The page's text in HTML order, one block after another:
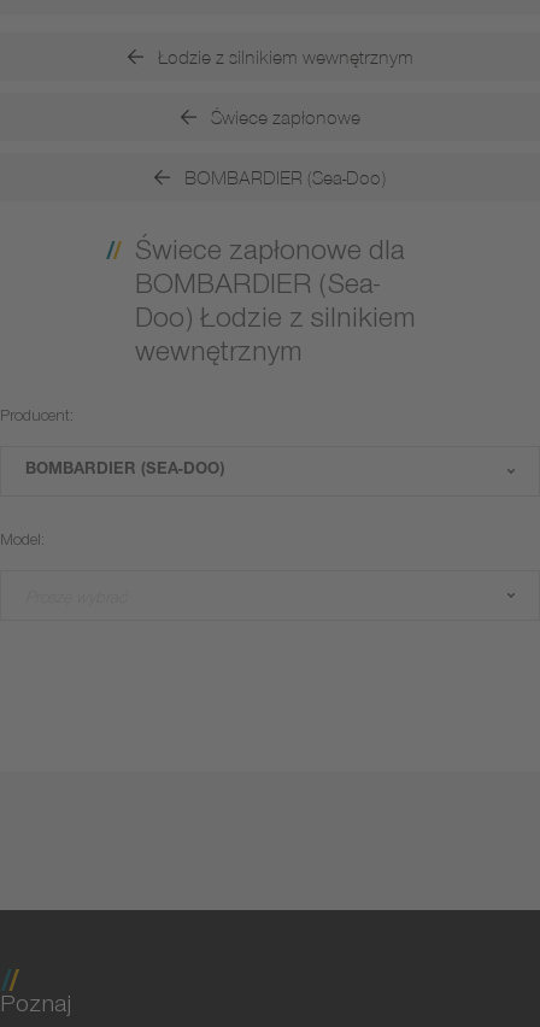
Łodzie z silnikiem wewnętrznym
Świece zapłonowe
BOMBARDIER (Sea-Doo)
Świece zapłonowe dla
BOMBARDIER (Sea-
Doo) Łodzie z silnikiem
wewnętrznym
Producent:
BOMBARDIER (SEA-DOO)
Model:
Poznaj